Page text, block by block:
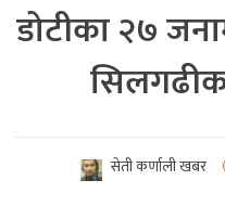
डोटीका २७
सेती कर्णाली खबर